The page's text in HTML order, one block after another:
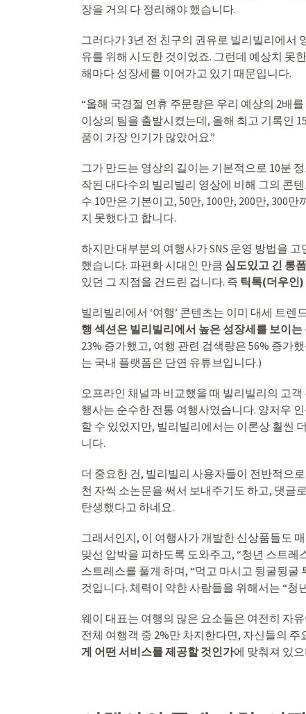
장을 거의 다 정리해야 했습니다.
그러다가 3년 전 친구의 권유로 빌리빌리에서
유를 위해 시도한 것이었죠. 그런데 예상치 못
해마다 성장세를 이어가고 있기 때문입니다.
“올해 국경절 연휴 주문량은 우리 예상의 2배
이상의 팀을 출발시켰는데, 올해 최고 기록인
품이 가장 인기가 많았어요.”
그가 만드는 영상의 길이는 기본적으로 10분
작된 대다수의 빌리빌리 영상에 비해 그의 콘
수 10만은 기본이고, 50만, 100만, 200만, 300
지 못했다고 합니다.
하지만 대부분의 여행사가 SNS 운영 방법을
했습니다. 파편화 시대인 만큼 심도있고 긴 롱
있던 그 지점을 건드린 겁니다. 즉 틱톡(더우인)
빌리빌리에서 ‘여행’ 콘텐츠는 이미 대세 트렌
행 섹션은 빌리빌리에서 높은 성장세를 보이는
23% 증가했고, 여행 관련 검색량은 56% 증가
는 국내 플랫폼은 단연 유튜브입니다.)
오프라인 채널과 비교했을 때 빌리빌리의 고
행사는 순수한 전통 여행사였습니다. 양저우
할 수 있었지만, 빌리빌리에서는 이론상 훨씬
니다.
더 중요한 건, 빌리빌리 사용자들이 전반적으
천 자씩 소논문을 써서 보내주기도 하고, 댓글
탄생했다고 하네요.
그래서인지, 이 여행사가 개발한 신상품들도
맞선 압박을 피하도록 도와주고, “청년 스트레
스트레스를 풀게 하며, “먹고 마시고 뒹굴뒹
것입니다. 체력이 약한 사람들을 위해서는 “청
웨이 대표는 여행의 많은 요소들은 여전히 자
전체 여행객 중 2%만 차지한다면, 자신들의 주
게 어떤 서비스를 제공할 것인가에 맞춰져 있